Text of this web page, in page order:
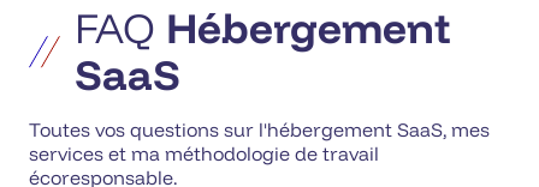
FAQ Hébergement
SaaS
Toutes vos questions sur l'hébergement SaaS, mes
services et ma méthodologie de travail
écoresponsable.